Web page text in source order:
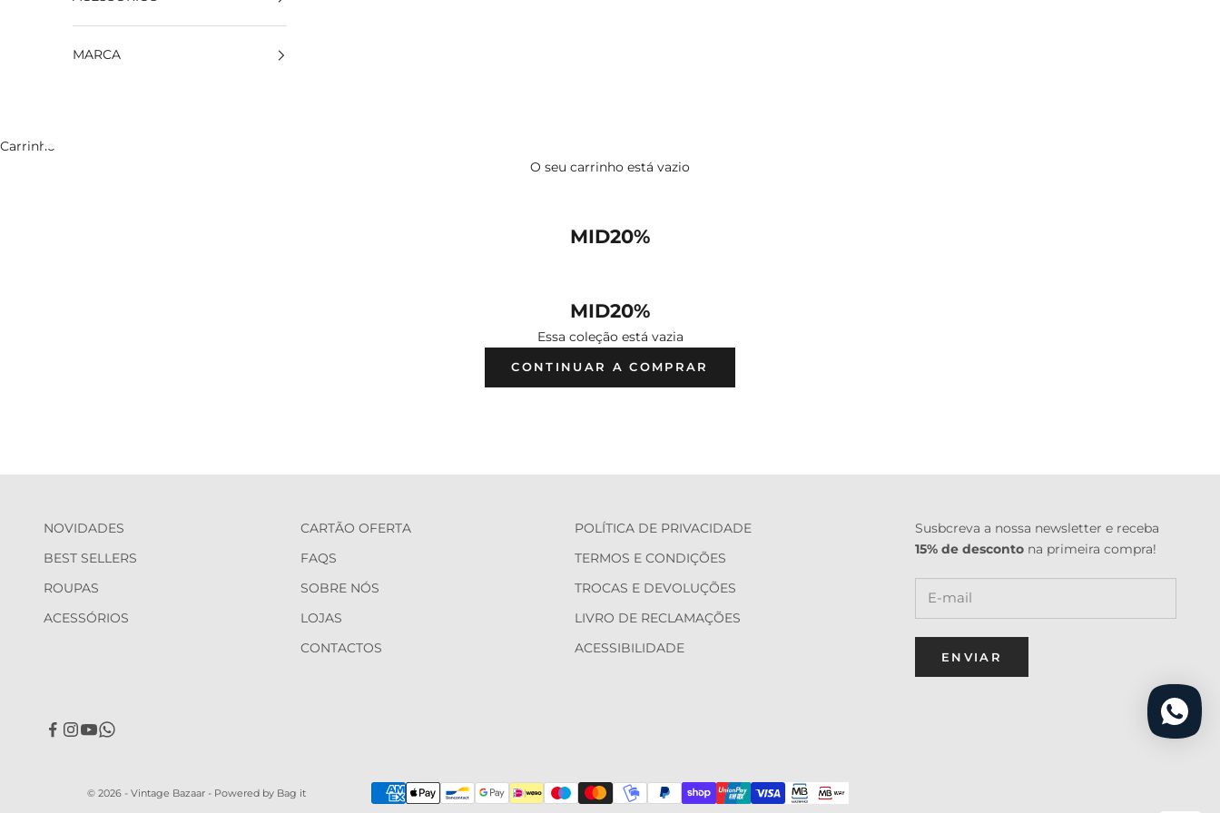
MARCA
Carrinho
O seu carrinho está vazio
MID20%
MID20%
Essa coleção está vazia
CONTINUAR A COMPRAR
NOVIDADES
BEST SELLERS
ROUPAS
ACESSÓRIOS
CARTÃO OFERTA
FAQS
SOBRE NÓS
LOJAS
CONTACTOS
POLÍTICA DE PRIVACIDADE
TERMOS E CONDIÇÕES
TROCAS E DEVOLUÇÕES
LIVRO DE RECLAMAÇÕES
ACESSIBILIDADE
Susbcreva a nossa newsletter e receba
15% de desconto na primeira compra!
ENVIAR
© 2026 - Vintage Bazaar - Powered by Bag it